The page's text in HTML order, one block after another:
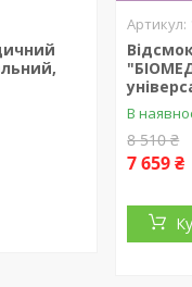
В
8 510 ₴
7 659 ₴